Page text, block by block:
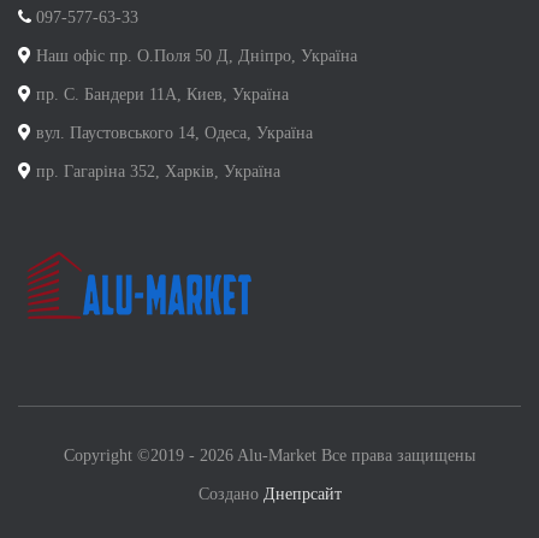
097-577-63-33
Наш офіс пр. О.Поля 50 Д, Дніпро, Україна
пр. С. Бандери 11А, Киев, Україна
вул. Паустовського 14, Одеса, Україна
пр. Гагаріна 352, Харків, Україна
Copyright ©2019 - 2026 Alu-Market Все права защищены
Создано Днепрсайт